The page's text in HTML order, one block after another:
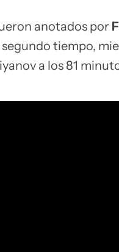
anotados por
segundo tiempo,
a los 81